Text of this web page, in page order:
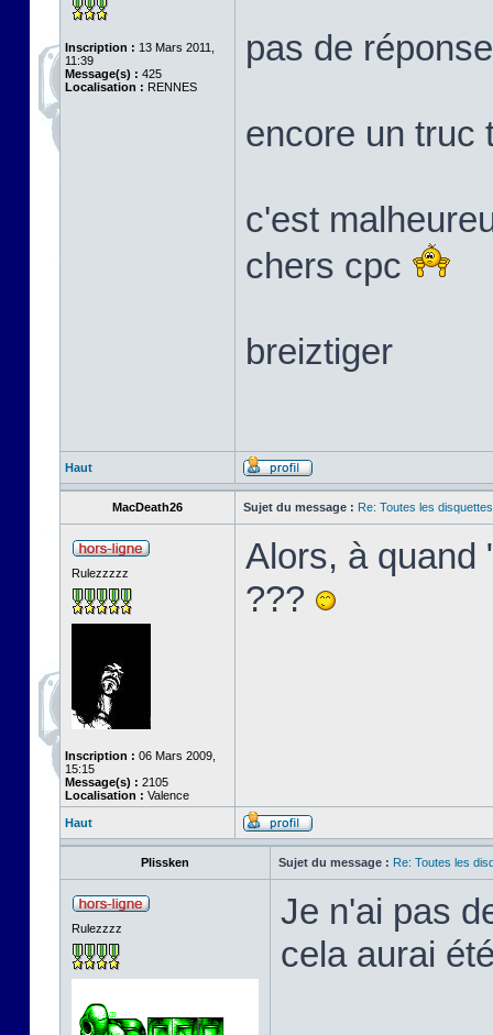
Inscription : 13 Mars 2011,
11:39
Message(s) : 425
Localisation : RENNES
pas de
encore un truc
c'est
chers cpc
breiztiger
Haut
MacDeath26 Sujet du message : Re: Toutes les
Rulezzzzz
Inscription : 06 Mars 2009,
15:15
Message(s) : 2105
Localisation : Valence
Alors, à quand
???
Haut
Plissken Sujet du message : Re: Toutes les
Rulezzzz
Je n'ai pas
cela aurai